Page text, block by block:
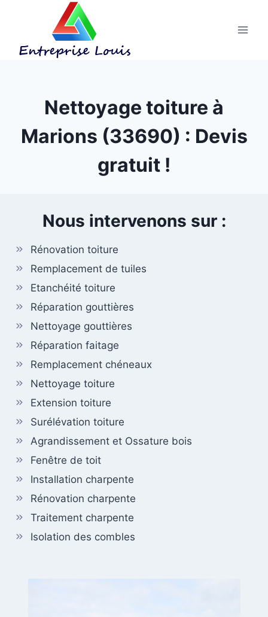
Nettoyage toiture à
Marions (33690) : Devis
gratuit !
Nous intervenons sur :
Rénovation toiture
Remplacement de tuiles
Etanchéité toiture
Réparation gouttières
Nettoyage gouttières
Réparation faitage
Remplacement chéneaux
Nettoyage toiture
Extension toiture
Surélévation toiture
Agrandissement et Ossature bois
Fenêtre de toit
Installation charpente
Rénovation charpente
Traitement charpente
Isolation des combles